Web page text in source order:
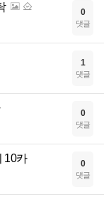
0
댓글
1
댓글
0
댓글
10카 0
댓글